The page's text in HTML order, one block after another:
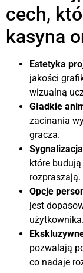
cech,
kasyna
Estetyka
jakości
wizualną
Gładkie
zacinania
gracza.
które
rozpraszają.
Opcje
jest
użytkownika.
pozwalają
co nadaje